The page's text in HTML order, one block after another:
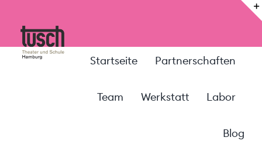
springen
Startseite Partnerschaften
Team Werkstatt Labor
Blog